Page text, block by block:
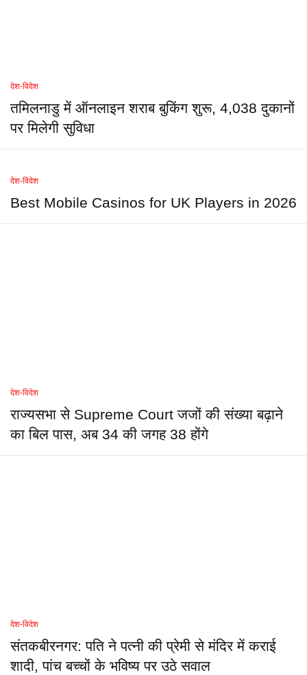
देश-विदेश
तमिलनाडु में ऑनलाइन शराब बुकिंग शुरू, 4,038 दुकानों
पर मिलेगी सुविधा
देश-विदेश
Best Mobile Casinos for UK Players in 2026
देश-विदेश
राज्यसभा से Supreme Court जजों की संख्या बढ़ाने
का बिल पास, अब 34 की जगह 38 होंगे
देश-विदेश
संतकबीरनगर: पति ने पत्नी की प्रेमी से मंदिर में कराई
शादी, पांच बच्चों के भविष्य पर उठे सवाल